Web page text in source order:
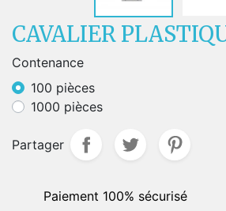
CAVALIER
Contenance
100 pièces
1000 pièces
Partager
Paiement 100% sécurisé